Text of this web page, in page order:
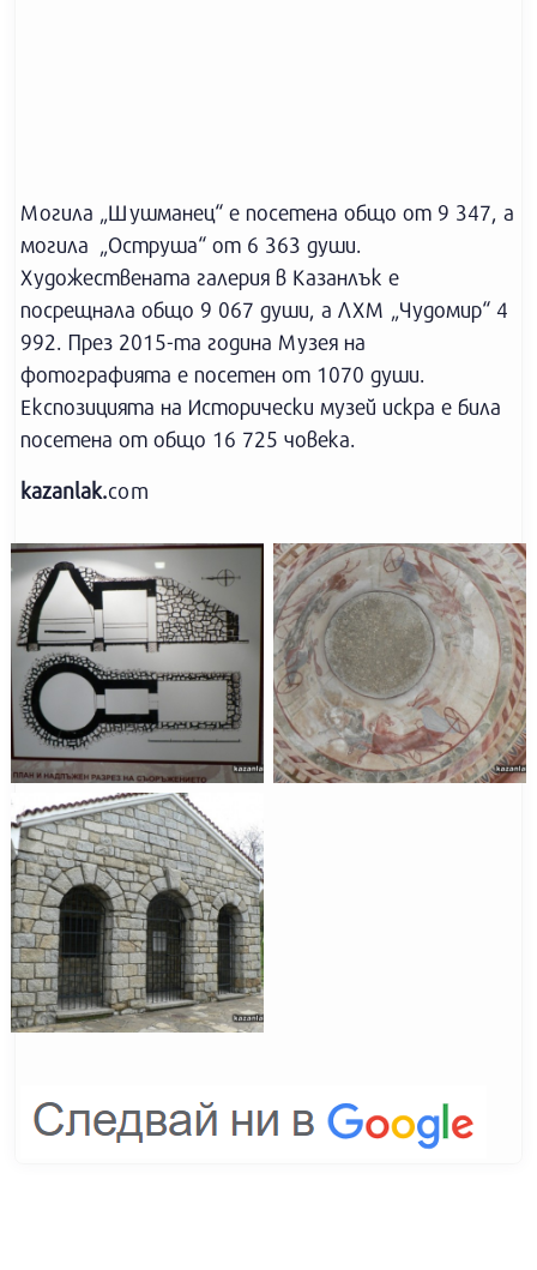
Могила „Шушманец“ е посетена общо от 9 347, а
могила „Оструша“ от 6 363 души.
Художествената галерия в Казанлък е
посрещнала общо 9 067 души, а ЛХМ „Чудомир“ 4
992. През 2015-та година Музея на
фотографията е посетен от 1070 души.
Експозицията на Исторически музей искра е била
посетена от общо 16 725 човека.
kazanlak.com